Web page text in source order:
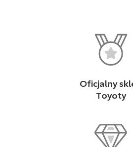
Oficjalny
Toyoty